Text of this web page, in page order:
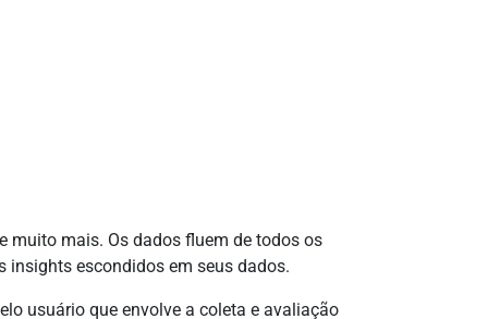
muito mais. Os dados fluem de todos os
insights escondidos em seus dados.
usuário que envolve a coleta e avaliação